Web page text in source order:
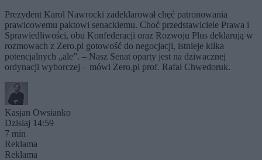
Prezydent Karol Nawrocki zadeklarował chęć patronowania
prawicowemu paktowi senackiemu. Choć przedstawiciele Prawa i
Sprawiedliwości, obu Konfederacji oraz Rozwoju Plus deklarują w
rozmowach z Zero.pl gotowość do negocjacji, istnieje kilka
potencjalnych „ale”. – Nasz Senat oparty jest na dziwacznej
ordynacji wyborczej – mówi Zero.pl prof. Rafał Chwedoruk.
Kasjan Owsianko
Dzisiaj 14:59
7 min
Reklama
Reklama